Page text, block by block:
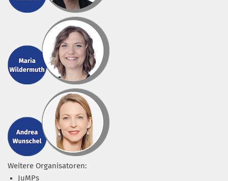
Weitere Organisatoren:
JuMPs